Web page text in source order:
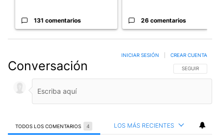
131 comentarios 26 comentarios
Conversación SIGA ESTA
SEGUIR
INICIAR SESIÓN CREAR CUENTA
TODOS LOS COMENTARIOS 4 LOS MÁS RECIENTES